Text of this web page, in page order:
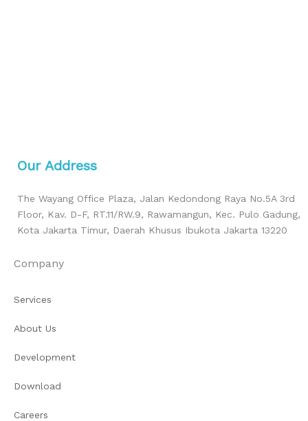
Our Address
The Wayang Office Plaza, Jalan Kedondong Raya No.5A 3rd
Floor, Kav. D-F, RT.11/RW.9, Rawamangun, Kec. Pulo Gadung,
Kota Jakarta Timur, Daerah Khusus Ibukota Jakarta 13220
Company
Services
About Us
Development
Download
Careers